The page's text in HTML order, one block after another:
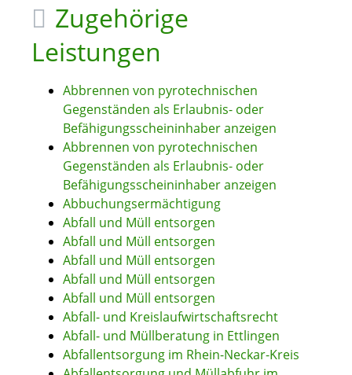
Zugehörige
Leistungen
Abbrennen von pyrotechnischen
Gegenständen als Erlaubnis- oder
Befähigungsscheininhaber anzeigen
Abbrennen von pyrotechnischen
Gegenständen als Erlaubnis- oder
Befähigungsscheininhaber anzeigen
Abbuchungsermächtigung
Abfall und Müll entsorgen
Abfall und Müll entsorgen
Abfall und Müll entsorgen
Abfall und Müll entsorgen
Abfall und Müll entsorgen
Abfall- und Kreislaufwirtschaftsrecht
Abfall- und Müllberatung in Ettlingen
Abfallentsorgung im Rhein-Neckar-Kreis